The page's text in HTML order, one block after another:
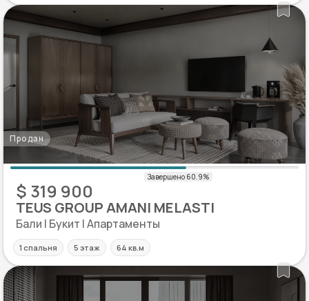
Продан
$ 319 900
TEUS GROUP AMANI MELASTI
Бали | Букит | Апартаменты
1 спальня 5 этаж 64 кв.м